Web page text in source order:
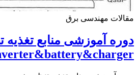
مهندسی برق
آموزشی منابع تغذیه